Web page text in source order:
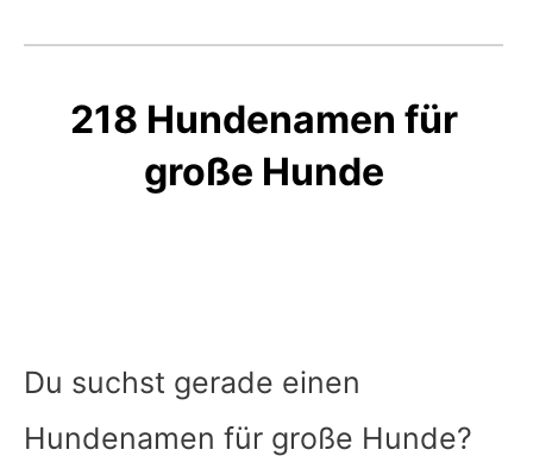
218 Hundenamen für
große Hunde
Du suchst gerade einen
Hundenamen für große Hunde?